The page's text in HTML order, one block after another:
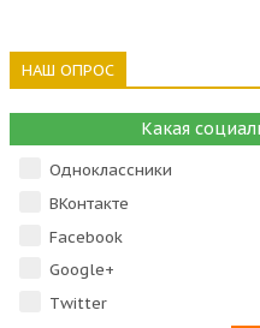
НАШ ОПРОС
Какая
Одноклассники
ВКонтакте
Facebook
Google+
Тwitter